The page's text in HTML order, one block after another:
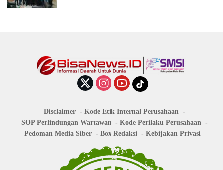
Disclaimer
Kode Etik Internal Perusahaan
SOP Perlindungan Wartawan
Kode Perilaku Perusahaan
Pedoman Media Siber
Box Redaksi Kebijakan Privasi